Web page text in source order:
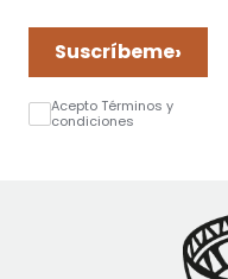
Suscríbeme›
Acepto Términos y
condiciones